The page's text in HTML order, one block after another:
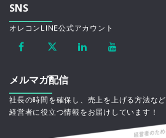
SNS
オレコンLINE公式アカウント
メルマガ配信
社長の時間を確保し、売上を上げる方法など
経営者に役立つ情報をお届けしています！